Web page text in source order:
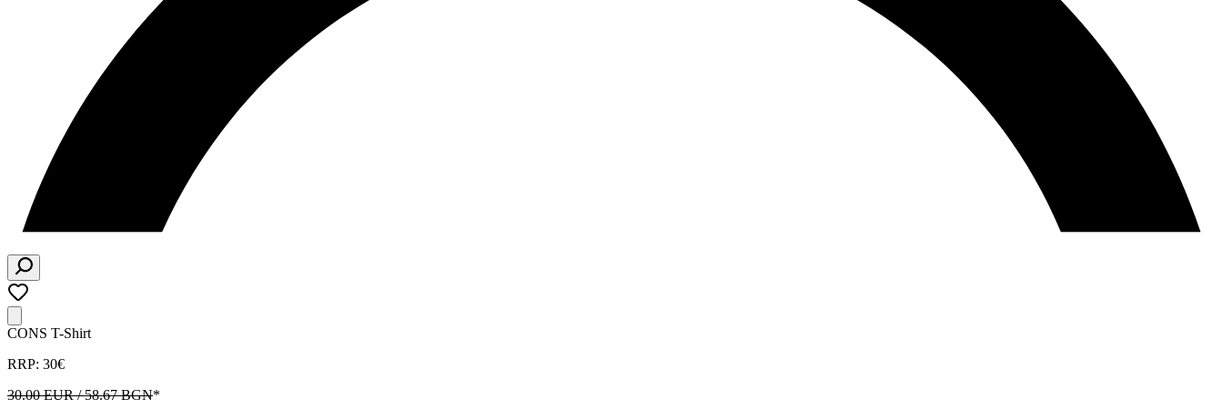
CONS T-Shirt
RRP: 30€
30.00 EUR / 58.67 BGN*